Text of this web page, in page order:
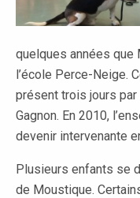
quelques années
l’école Perce-Neige.
présent trois jours
Gagnon. En 2010,
devenir intervenante
Plusieurs enfants se
de Moustique.